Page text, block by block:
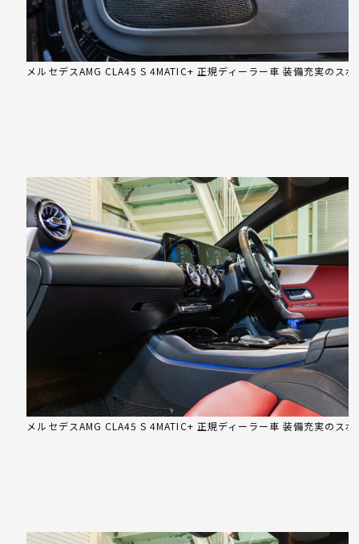
メルセデスAMG CLA45 S 4MATIC+ 正規ディーラー車 装備充実のス
メルセデスAMG CLA45 S 4MATIC+ 正規ディーラー車 装備充実のス